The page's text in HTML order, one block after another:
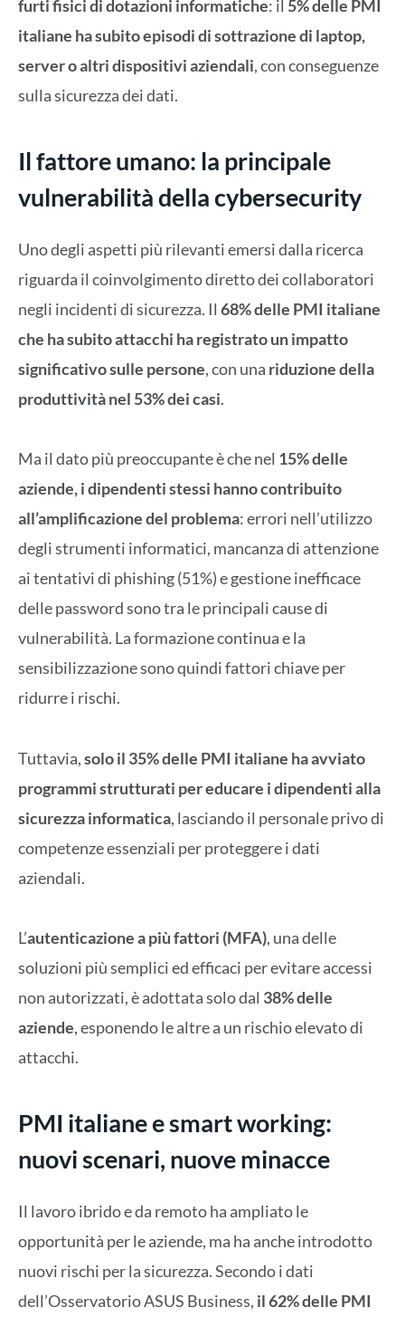
furti fisici di dotazioni informatiche: il 5% delle PMI
italiane ha subito episodi di sottrazione di laptop,
server o altri dispositivi aziendali, con conseguenze
sulla sicurezza dei dati.
Il fattore umano: la principale
vulnerabilità della cybersecurity
Uno degli aspetti più rilevanti emersi dalla ricerca
riguarda il coinvolgimento diretto dei collaboratori
negli incidenti di sicurezza. Il 68% delle PMI italiane
che ha subito attacchi ha registrato un impatto
significativo sulle persone, con una riduzione della
produttività nel 53% dei casi.
Ma il dato più preoccupante è che nel 15% delle
aziende, i dipendenti stessi hanno contribuito
all’amplificazione del problema: errori nell’utilizzo
degli strumenti informatici, mancanza di attenzione
ai tentativi di phishing (51%) e gestione inefficace
delle password sono tra le principali cause di
vulnerabilità. La formazione continua e la
sensibilizzazione sono quindi fattori chiave per
ridurre i rischi.
Tuttavia,solo il 35% delle PMI italiane ha avviato
programmi strutturati per educare i dipendenti alla
sicurezza informatica, lasciando il personale privo di
competenze essenziali per proteggere i dati
aziendali.
L’autenticazione a più fattori (MFA), una delle
soluzioni più semplici ed efficaci per evitare accessi
non autorizzati, è adottata solo dal 38% delle
aziende, esponendo le altre a un rischio elevato di
attacchi.
PMI italiane e smart working:
nuovi scenari, nuove minacce
Il lavoro ibrido e da remoto ha ampliato le
opportunità per le aziende, ma ha anche introdotto
nuovi rischi per la sicurezza. Secondo i dati
dell’Osservatorio ASUS Business, il 62% delle PMI